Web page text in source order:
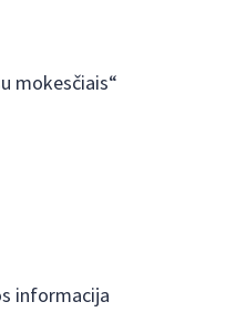
mokesčiais“
informacija